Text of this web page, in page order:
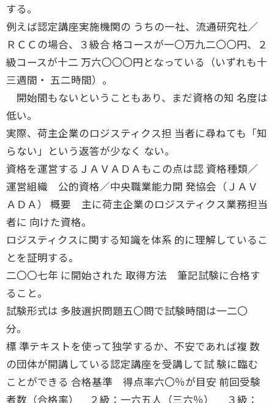
する。
例えば認定講座実施機関の うちの一社、流通研究社／
ＲＣＣの場合、３級合 格コースが一〇万九二〇〇円、２
級コースが十二 万六〇〇〇円となっている（いずれも十
三週間・ 五二時間）。
開始間もないということもあり、まだ資格の知 名度は
低い。
実際、荷主企業のロジスティクス担 当者に尋ねても「知
らない」という返答が少なく ない。
資格を運営するＪＡＶＡＤＡもこの点は認 資格種類／
運営組織 公的資格／中央職業能力開 発協会（ＪＡＶ
ＡＤＡ） 概要 主に荷主企業のロジスティクス業務担当
者に 向けた資格。
ロジスティクスに関する知識を体系 的に理解しているこ
とを証明する。
二〇〇七年 に開始された 取得方法 筆記試験に合格す
ること。
試験形式は 多肢選択問題五〇問で試験時間は一二〇
分。
標 準テキストを使って独学するか、不安であれば複 数
の団体が開講している認定講座を受講して試 験に臨む
ことができる 合格基準 得点率六〇％が目安 前回受験
者数（合格率） ２級：一六五人（三六％） ３級：